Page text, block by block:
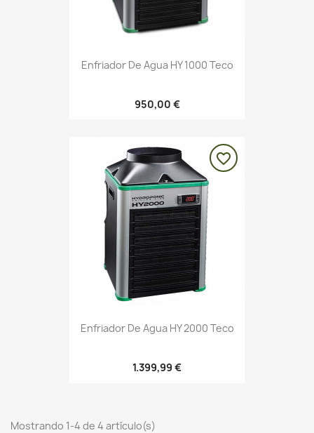
Enfriador De Agua HY 1000 Teco
950,00 €
Enfriador De Agua HY 2000 Teco
1.399,99 €
favorite_border
Mostrando 1-4 de 4 artículo(s)